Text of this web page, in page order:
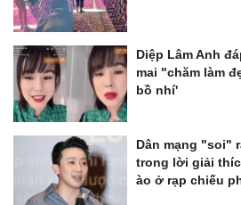
Diệp Lâm Anh
mai "chăm làm
bồ nhí'
Dân mạng "soi"
trong lời giải
ào ở rạp chiếu